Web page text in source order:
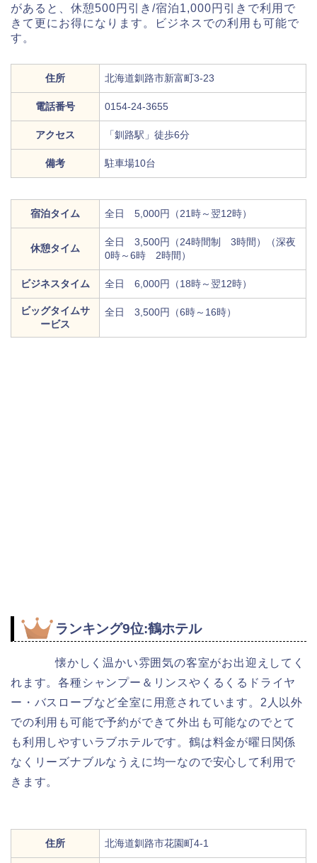
があると、休憩500円引き/宿泊1,000円引きで利用で
きて更にお得になります。ビジネスでの利用も可能で
す。
住所 北海道釧路市新富町3-23
電話番号 0154-24-3655
アクセス 「釧路駅」徒歩6分
備考 駐車場10台
宿泊タイム 全日 5,000円（21時～翌12時）
休憩タイム
全日 3,500円（24時間制 3時間）（深夜
0時～6時 2時間）
ビジネスタイム 全日 6,000円（18時～翌12時）
ビッグタイムサ
ービス
全日 3,500円（6時～16時）
ランキング9位:鶴ホテル
懐かしく温かい雰囲気の客室がお出迎えしてく
れます。各種シャンプー＆リンスやくるくるドライヤ
ー・バスローブなど全室に用意されています。2人以外
での利用も可能で予約ができて外出も可能なのでとて
も利用しやすいラブホテルです。鶴は料金が曜日関係
なくリーズナブルなうえに均一なので安心して利用で
きます。
住所 北海道釧路市花園町4-1